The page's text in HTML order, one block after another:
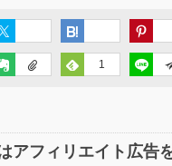
1
アフィリエイト広告